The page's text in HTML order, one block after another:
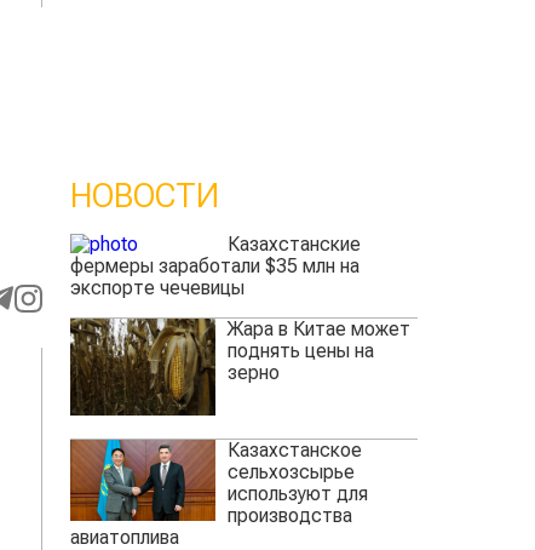
НОВОСТИ
Казахстанские
фермеры заработали $35 млн на
экспорте чечевицы
Жара в Китае может
поднять цены на
зерно
Казахстанское
сельхозсырье
используют для
производства
авиатоплива